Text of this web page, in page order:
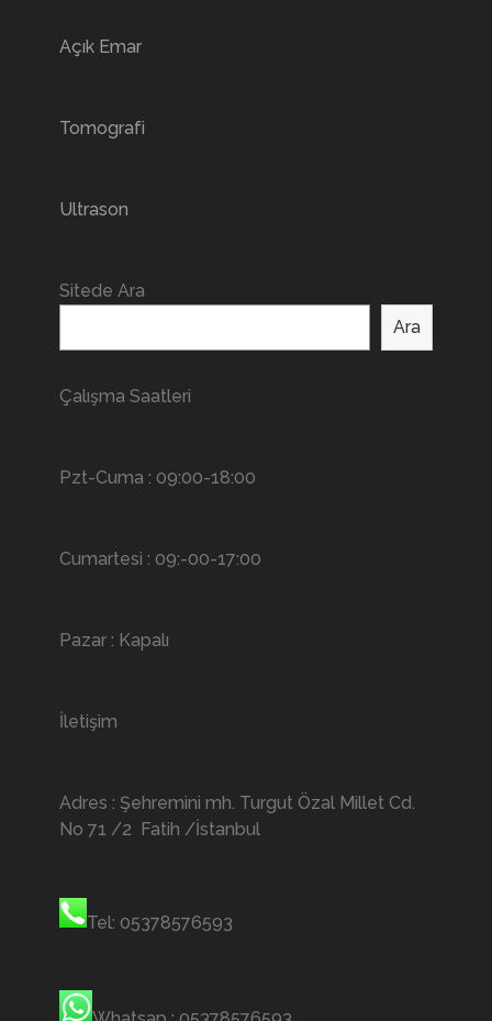
Açık Emar
Tomografi
Ultrason
Sitede Ara
Ara
Çalışma Saatleri
Pzt-Cuma : 09:00-18:00
Cumartesi : 09:-00-17:00
Pazar : Kapalı
İletişim
Adres : Şehremini mh. Turgut Özal Millet Cd.
No 71 /2 Fatih /İstanbul
Tel: 05378576593